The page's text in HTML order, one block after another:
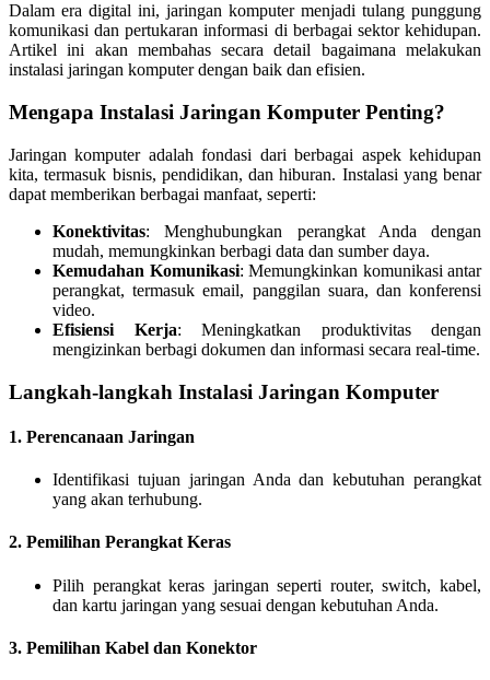
Dalam era digital ini, jaringan komputer menjadi tulang punggung
komunikasi dan pertukaran informasi di berbagai sektor kehidupan.
Artikel ini akan membahas secara detail bagaimana melakukan
instalasi jaringan komputer dengan baik dan efisien.
Mengapa Instalasi Jaringan Komputer Penting?
Jaringan komputer adalah fondasi dari berbagai aspek kehidupan
kita, termasuk bisnis, pendidikan, dan hiburan. Instalasi yang benar
dapat memberikan berbagai manfaat, seperti:
Konektivitas: Menghubungkan perangkat Anda dengan
mudah, memungkinkan berbagi data dan sumber daya.
Kemudahan Komunikasi: Memungkinkan komunikasi antar
perangkat, termasuk email, panggilan suara, dan konferensi
video.
Efisiensi Kerja: Meningkatkan produktivitas dengan
mengizinkan berbagi dokumen dan informasi secara real-time.
Langkah-langkah Instalasi Jaringan Komputer
1. Perencanaan Jaringan
Identifikasi tujuan jaringan Anda dan kebutuhan perangkat
yang akan terhubung.
2. Pemilihan Perangkat Keras
Pilih perangkat keras jaringan seperti router, switch, kabel,
dan kartu jaringan yang sesuai dengan kebutuhan Anda.
3. Pemilihan Kabel dan Konektor